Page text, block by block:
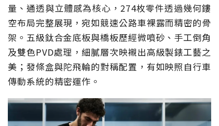
量、通透與立體感為核心，274枚零件透過幾何鏤
空布局完整展現，宛如競速公路車裸露而精密的骨
架。五級鈦合金底板與橋板歷經微噴砂、手工倒角
及雙色PVD處理，細膩層次映襯出高級製錶工藝之
美；發條盒與陀飛輪的對稱配置，有如映照自行車
傳動系統的精密運作。